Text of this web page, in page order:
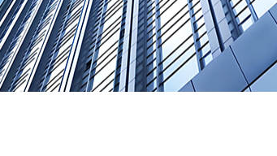
在线咨
QQ